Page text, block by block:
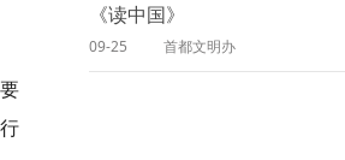
《读中国》
09-25 首都文明办